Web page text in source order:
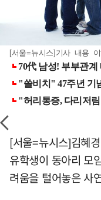
[서울=뉴시스]기사 내용
[서울=뉴시스]김혜
유학생이 동아리 모
려움을 털어놓은 사